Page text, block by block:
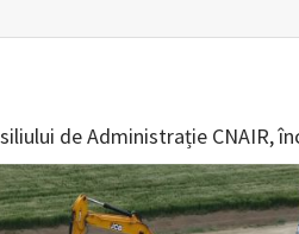
de Administrație CNAIR,